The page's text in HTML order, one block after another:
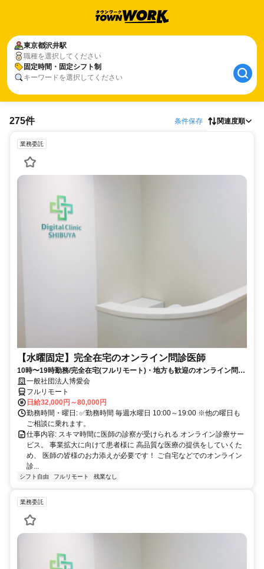
東京都沢井駅
職種を選択してください
固定時間・固定シフト制
キーワードを選択してください
275件 条件保存 関連度順
業務委託
【水曜固定】完全在宅のオンライン問診医師
10時〜19時勤務/完全在宅(フルリモート)・地方も歓迎のオンライン問診
業務一般社団法人博愛会
フルリモート
日給32,000円～80,000円
勤務時間・曜日: ✅勤務時間 毎週水曜日 10:00～19:00 ※他の曜日も
ご相談に乗れます。
仕事内容: スキマ時間に医師の診察が受けられる オンライン診療サー
ビス。 事業拡大に向けて患者様に 高品質な医療の提供をしていくた
め、 医師の皆様のお力添えが必要です！ ご自宅などでのオンライン
診...
シフト自由 フルリモート 残業なし
業務委託